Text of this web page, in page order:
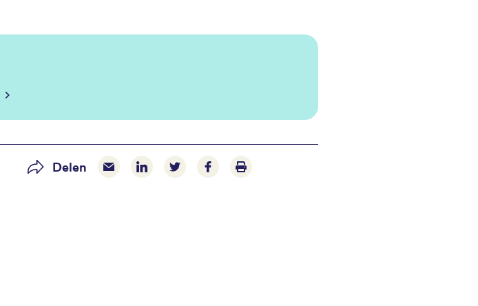
Delen Delen via e-mail
Delen via LinkedIn
Deel op Twitter
Deel op Facebook
Print pagina